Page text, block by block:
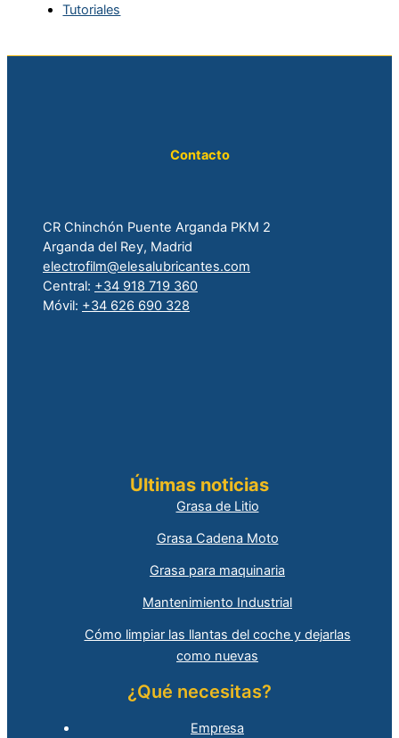
Tutoriales
Contacto
CR Chinchón Puente Arganda PKM 2
Arganda del Rey, Madrid
electrofilm@elesalubricantes.com
Central: +34 918 719 360
Móvil: +34 626 690 328
Últimas noticias
Grasa de Litio
Grasa Cadena Moto
Grasa para maquinaria
Mantenimiento Industrial
Cómo limpiar las llantas del coche y dejarlas
como nuevas
¿Qué necesitas?
Empresa